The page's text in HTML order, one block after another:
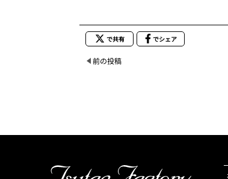
で共有 でシェア
前の投稿